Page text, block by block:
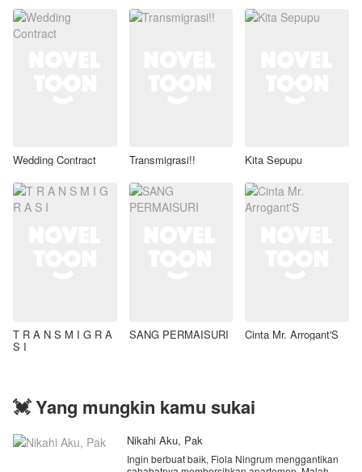
Wedding Contract Transmigrasi!! Kita Sepupu
T R A N S M I G R A
S I
SANG PERMAISURI Cinta Mr. Arrogant'S
💓 Yang mungkin kamu sukai
Nikahi Aku, Pak
Ingin berbuat baik, Fiola Ningrum menggantikan